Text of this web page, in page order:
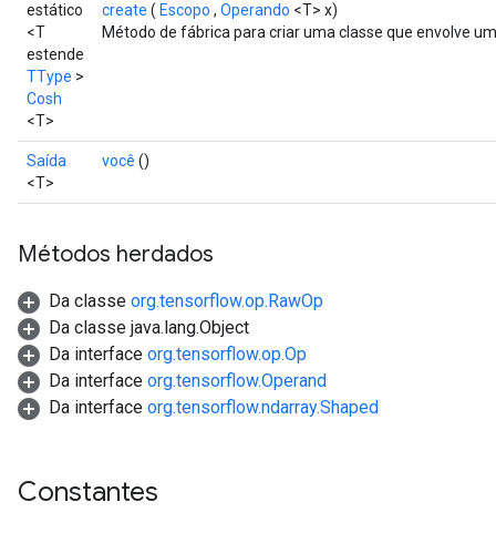
estático
<T
estende
TType >
Cosh
<T>
create ( Escopo , Operando <T> x)
Método de fábrica para criar uma classe que envolve
Saída
<T>
você ()
Métodos herdados
Da classe org.tensorflow.op.RawOp
Da classe java.lang.Object
Da interface org.tensorflow.op.Op
Da interface org.tensorflow.Operand
Da interface org.tensorflow.ndarray.Shaped
Constantes